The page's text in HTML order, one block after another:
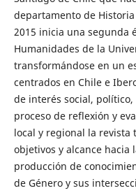
departamento de
2015 inicia una segunda
Humanidades de la
transformándose en un
centrados en Chile e
de interés social,
proceso de reflexión y
local y regional la revista
objetivos y alcance
producción de
de Género y sus